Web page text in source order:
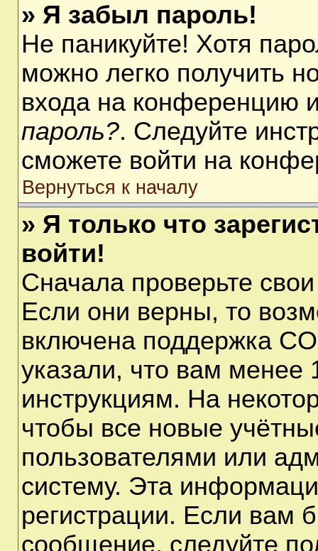
» Я забыл пароль!
Не паникуйте! Хотя
можно легко получить
входа на конференцию
пароль?. Следуйте
сможете войти на
Вернуться к началу
» Я только что
войти!
Сначала проверьте
Если они верны, то
включена поддержка
указали, что вам менее
инструкциям. На
чтобы все новые
пользователями или
систему. Эта
регистрации. Если вам
сообщение, следуйте